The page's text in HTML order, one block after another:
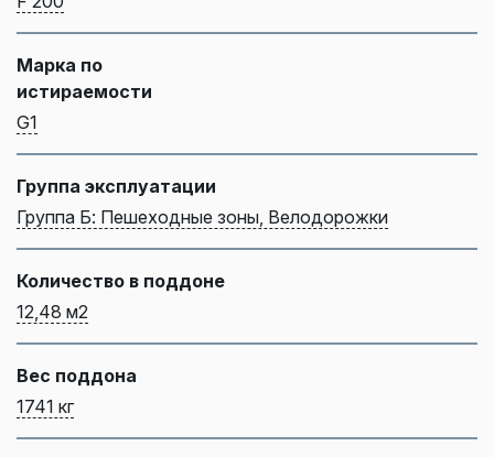
Марка по
истираемости
G1
Группа эксплуатации
Группа Б: Пешеходные зоны, Велодорожки
Количество в поддоне
12,48 м2
Вес поддона
1741 кг